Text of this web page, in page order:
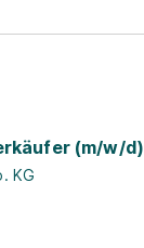
(m/w/d)
KG